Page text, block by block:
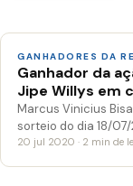
GANHADORES DA
Ganhador da
Jipe Willys em
Marcus Vinicius
sorteio do dia 18/
20 jul 2020 · 2 min de